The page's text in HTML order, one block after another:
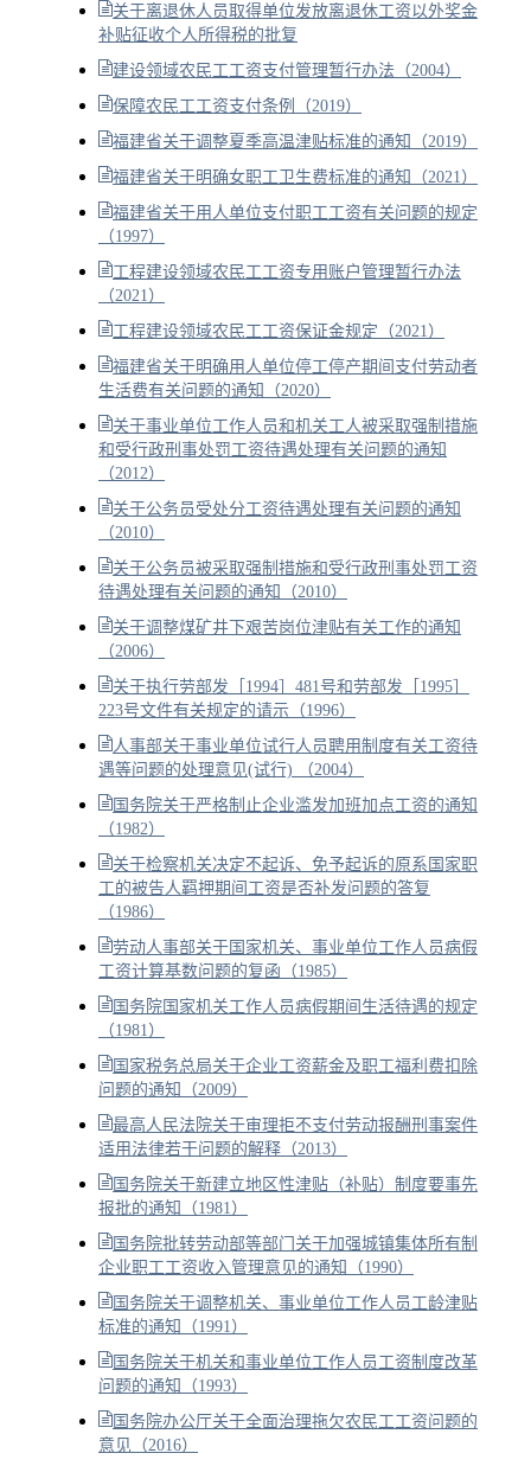
关于离退休人员取得单位发放离退休工资以外奖金
补贴征收个人所得税的批复
建设领域农民工工资支付管理暂行办法（2004）
保障农民工工资支付条例（2019）
福建省关于调整夏季高温津贴标准的通知（2019）
福建省关于明确女职工卫生费标准的通知（2021）
福建省关于用人单位支付职工工资有关问题的规定
（1997）
工程建设领域农民工工资专用账户管理暂行办法
（2021）
工程建设领域农民工工资保证金规定（2021）
福建省关于明确用人单位停工停产期间支付劳动者
生活费有关问题的通知（2020）
关于事业单位工作人员和机关工人被采取强制措施
和受行政刑事处罚工资待遇处理有关问题的通知
（2012）
关于公务员受处分工资待遇处理有关问题的通知
（2010）
关于公务员被采取强制措施和受行政刑事处罚工资
待遇处理有关问题的通知（2010）
关于调整煤矿井下艰苦岗位津贴有关工作的通知
（2006）
关于执行劳部发［1994］481号和劳部发［1995］
223号文件有关规定的请示（1996）
人事部关于事业单位试行人员聘用制度有关工资待
遇等问题的处理意见(试行) （2004）
国务院关于严格制止企业滥发加班加点工资的通知
（1982）
关于检察机关决定不起诉、免予起诉的原系国家职
工的被告人羁押期间工资是否补发问题的答复
（1986）
劳动人事部关于国家机关、事业单位工作人员病假
工资计算基数问题的复函（1985）
国务院国家机关工作人员病假期间生活待遇的规定
（1981）
国家税务总局关于企业工资薪金及职工福利费扣除
问题的通知（2009）
最高人民法院关于审理拒不支付劳动报酬刑事案件
适用法律若干问题的解释（2013）
国务院关于新建立地区性津贴（补贴）制度要事先
报批的通知（1981）
国务院批转劳动部等部门关于加强城镇集体所有制
企业职工工资收入管理意见的通知（1990）
国务院关于调整机关、事业单位工作人员工龄津贴
标准的通知（1991）
国务院关于机关和事业单位工作人员工资制度改革
问题的通知（1993）
国务院办公厅关于全面治理拖欠农民工工资问题的
意见（2016）